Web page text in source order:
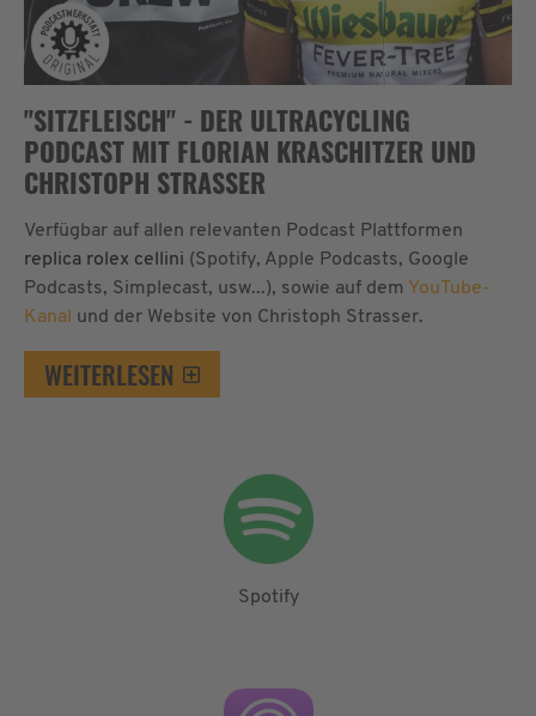
"SITZFLEISCH" - DER ULTRACYCLING
PODCAST MIT FLORIAN KRASCHITZER UND
CHRISTOPH STRASSER
Verfügbar auf allen relevanten Podcast Plattformen
replica rolex cellini (Spotify, Apple Podcasts, Google
Podcasts, Simplecast, usw...), sowie auf dem YouTube-
Kanal und der Website von Christoph Strasser.
WEITERLESEN
Spotify